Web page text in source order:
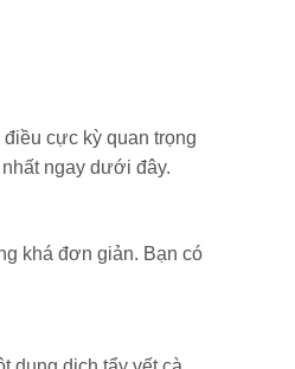
cực kỳ quan trọng
ngay dưới đây.
khá đơn giản. Bạn có